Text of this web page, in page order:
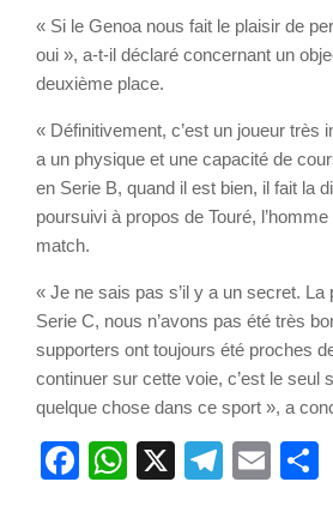
« Si le Genoa nous fait le plaisir de
oui », a-t-il déclaré concernant un
deuxième place.
« Définitivement, c’est un joueur très
a un physique et une capacité de
en Serie B, quand il est bien, il fait la
poursuivi à propos de Touré,
match.
« Je ne sais pas s’il y a un secret. La
Serie C, nous n’avons pas été très
supporters ont toujours été proches
continuer sur cette voie, c’est le seul
quelque chose dans ce sport », a
Facebook
WhatsApp
X